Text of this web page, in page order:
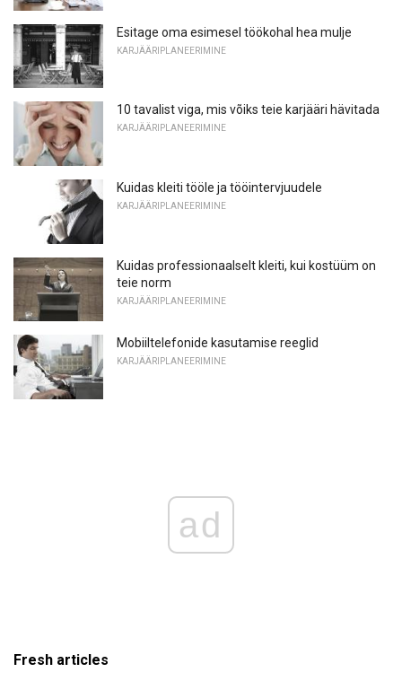
Esitage oma esimesel töökohal hea mulje
KARJÄÄRIPLANEERIMINE
10 tavalist viga, mis võiks teie karjääri hävitada
KARJÄÄRIPLANEERIMINE
Kuidas kleiti tööle ja tööintervjuudele
KARJÄÄRIPLANEERIMINE
Kuidas professionaalselt kleiti, kui kostüüm on
teie norm
KARJÄÄRIPLANEERIMINE
Mobiiltelefonide kasutamise reeglid
KARJÄÄRIPLANEERIMINE
ad
Fresh articles